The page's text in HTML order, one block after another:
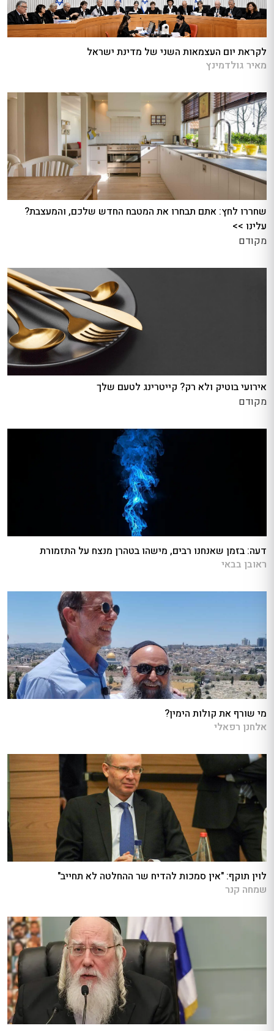
לקראת יום העצמאות השני של מדינת ישראל
מאיר גולדמינץ
שחררו לחץ: אתם תבחרו את המטבח החדש שלכם, והמעצבת?
עלינו >>
מקודם
אירועי בוטיק ולא רק? קייטרינג לטעם שלך
מקודם
דעה: בזמן שאנחנו רבים, מישהו בטהרן מנצח על התזמורת
ראובן בבאי
מי שורף את קולות הימין?
אלחנן רפאלי
לוין תוקף: "אין סמכות להדיח שר ההחלטה לא תחייב"
שמחה קנר